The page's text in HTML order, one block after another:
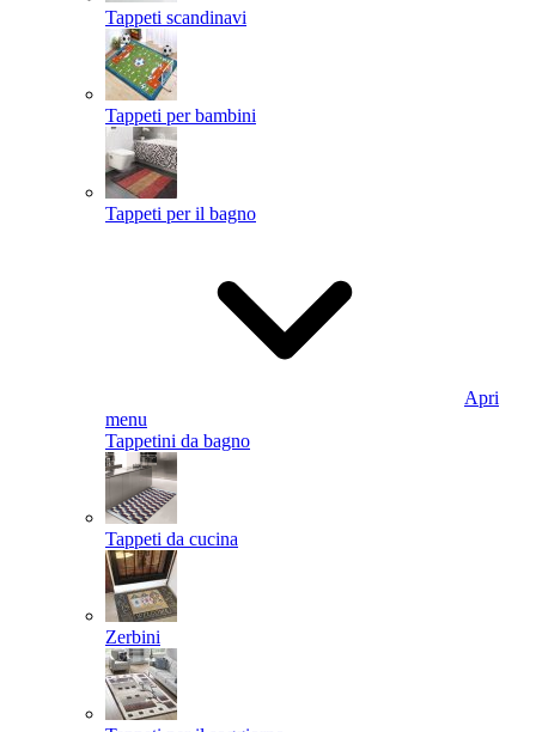
Tappeti scandinavi
Tappeti per bambini
Tappeti per il bagno
Apri
menu
Tappetini da bagno
Tappeti da cucina
Zerbini